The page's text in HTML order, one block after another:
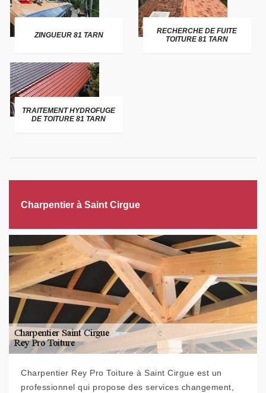
ZINGUEUR 81 TARN
RECHERCHE DE FUITE
TOITURE 81 TARN
TRAITEMENT HYDROFUGE
DE TOITURE 81 TARN
Charpentier à Saint Cirgue
Charpentier Rey Pro Toiture à Saint Cirgue est un
professionnel qui propose des services changement,